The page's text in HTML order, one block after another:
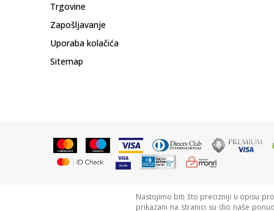
Trgovine
Zapošljavanje
Uporaba kolačića
Sitemap
Nastojimo biti što precizniji u opisu
prikazani na stranici su dio naše